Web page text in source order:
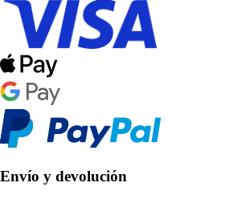
Envío y devolución